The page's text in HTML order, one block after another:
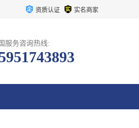
资质认证 实名商家
服务咨询热线: